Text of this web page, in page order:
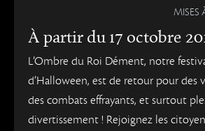
MISES
À partir du 17 octobre
L’Ombre du Roi Dément, notre
d’Halloween, est de retour pour des
des combats effrayants, et surtout
divertissement ! Rejoignez les